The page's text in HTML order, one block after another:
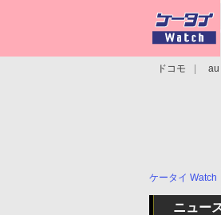
ドコモ au
ケータイ Watch
ニュー